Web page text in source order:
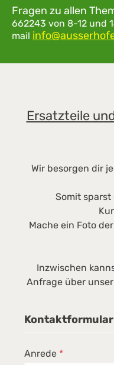
Fragen zu allen
662243 von 8-12 und
mail
Ersatzteile
Wir besorgen dir
Somit sparst
Mache ein Foto
Inzwischen
Anfrage über
Kontaktformular
Anrede *